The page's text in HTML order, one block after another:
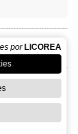
o escribir el
por LICOREA